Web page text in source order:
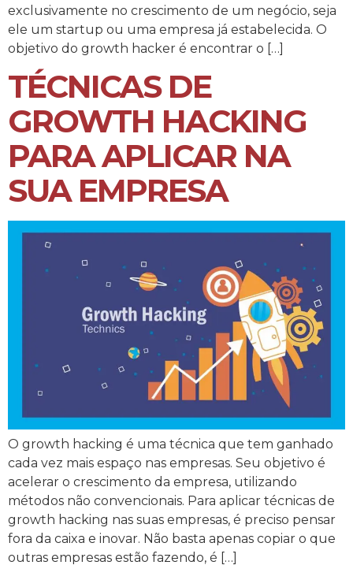
exclusivamente no crescimento de um negócio, seja
ele um startup ou uma empresa já estabelecida. O
objetivo do growth hacker é encontrar o […]
TÉCNICAS DE
GROWTH HACKING
PARA APLICAR NA
SUA EMPRESA
O growth hacking é uma técnica que tem ganhado
cada vez mais espaço nas empresas. Seu objetivo é
acelerar o crescimento da empresa, utilizando
métodos não convencionais. Para aplicar técnicas de
growth hacking nas suas empresas, é preciso pensar
fora da caixa e inovar. Não basta apenas copiar o que
outras empresas estão fazendo, é […]